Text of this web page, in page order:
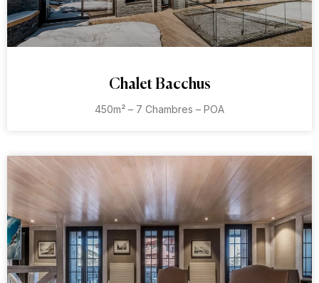
Chalet Bacchus
450m² – 7 Chambres – POA